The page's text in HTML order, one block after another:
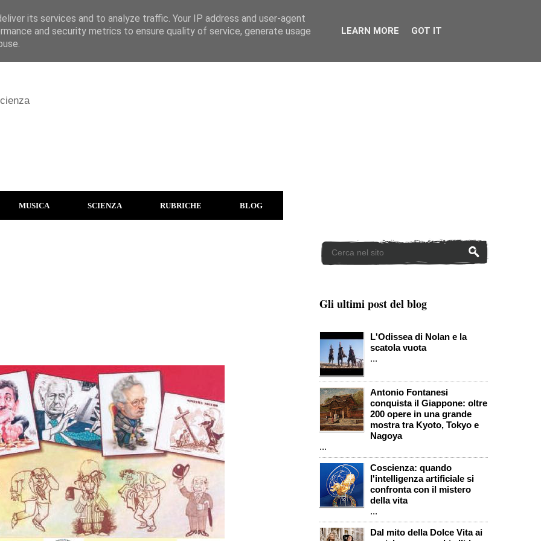
MUSICA SCIENZA RUBRICHE BLOG
Gli ultimi post del blog
L'Odissea di Nolan e la
scatola vuota
...
Antonio Fontanesi
conquista il Giappone: oltre
200 opere in una grande
mostra tra Kyoto, Tokyo e
Nagoya
...
Coscienza: quando
l'intelligenza artificiale si
confronta con il mistero
della vita
...
Dal mito della Dolce Vita ai
its services and to analyze traffic. Your IP address and user-agent
and security metrics to ensure quality of service, generate usage
LEARN MORE GOT IT